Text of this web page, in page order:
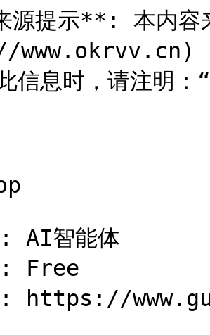
源提示**: 本内
-
信息时，请注明
AI智能体
Free
https://